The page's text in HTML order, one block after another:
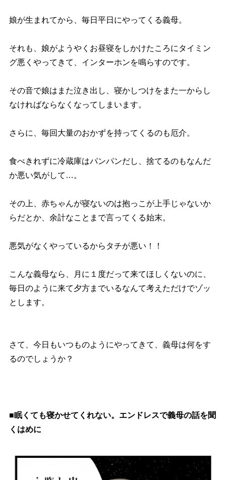
娘が生まれてから、毎日平日にやってくる義母。
それも、娘がようやくお昼寝をしかけたころにタイミン
グ悪くやってきて、インターホンを鳴らすのです。
その音で娘はまた泣き出し、寝かしつけをまた一からし
なければならなくなってしまいます。
さらに、毎回大量のおかずを持ってくるのも厄介。
食べきれずに冷蔵庫はパンパンだし、捨てるのもなんだ
か悪い気がして…。
その上、赤ちゃんが寝ないのは抱っこが上手じゃないか
らだとか、余計なことまで言ってくる始末。
悪気がなくやっているからタチが悪い！！
こんな義母なら、月に１度だって来てほしくないのに、
毎日のように来て夕方までいるなんて考えただけでゾッ
とします。
さて、今日もいつものようにやってきて、義母は何をす
るのでしょうか？
■眠くても寝かせてくれない。エンドレスで義母の話を聞
くはめに